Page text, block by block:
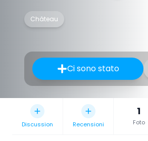
Château
Ci sono stato
Discussion Recensioni
1
Foto